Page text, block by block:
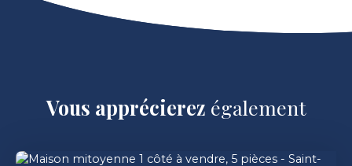
Vous apprécierez également